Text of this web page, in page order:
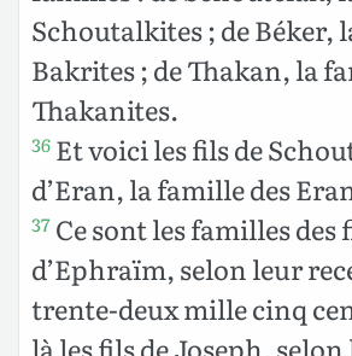
Schoutalkites ; de Béker,
Bakrites ; de Thakan, la
Thakanites.
36 Et voici les fils de
d’Eran, la famille des
37 Ce sont les familles des
d’Ephraïm, selon leur
trente-deux mille cinq